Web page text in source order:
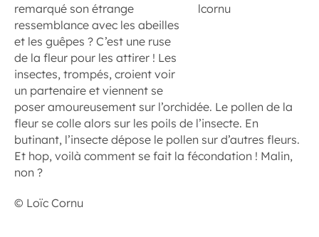
remarqué son étrange
ressemblance avec les abeilles
et les guêpes ? C’est une ruse
de la fleur pour les attirer ! Les
insectes, trompés, croient voir
un partenaire et viennent se
poser amoureusement sur l’orchidée. Le pollen de la
fleur se colle alors sur les poils de l’insecte. En
butinant, l’insecte dépose le pollen sur d’autres fleurs.
Et hop, voilà comment se fait la fécondation ! Malin,
non ?
© Loïc Cornu